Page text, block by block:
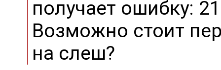
получает ошибку:
Возможно стоит
на слеш?